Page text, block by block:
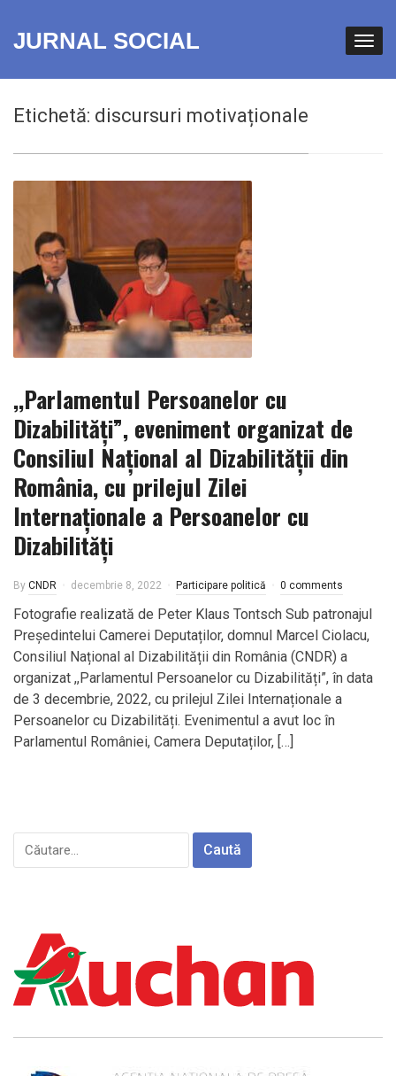
JURNAL SOCIAL
Etichetă: discursuri motivaționale
,,Parlamentul Persoanelor cu
Dizabilități”, eveniment organizat de
Consiliul Național al Dizabilității din
România, cu prilejul Zilei
Internaționale a Persoanelor cu
Dizabilități
By CNDR decembrie 8, 2022 Participare politică 0 comments
Fotografie realizată de Peter Klaus Tontsch Sub patronajul
Președintelui Camerei Deputaților, domnul Marcel Ciolacu,
Consiliul Național al Dizabilității din România (CNDR) a
organizat ,,Parlamentul Persoanelor cu Dizabilități”, în data
de 3 decembrie, 2022, cu prilejul Zilei Internaționale a
Persoanelor cu Dizabilități. Evenimentul a avut loc în
Parlamentul României, Camera Deputaților, […]
Caută
după: